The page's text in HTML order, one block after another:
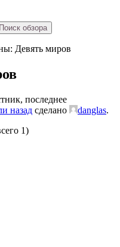
Поиск обзора
Девять миров
последнее
назад сделано danglas.
1)